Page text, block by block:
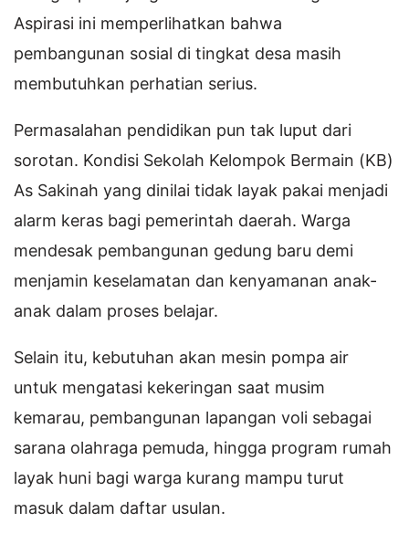
Aspirasi ini memperlihatkan bahwa
pembangunan sosial di tingkat desa masih
membutuhkan perhatian serius.
Permasalahan pendidikan pun tak luput dari
sorotan. Kondisi Sekolah Kelompok Bermain (KB)
As Sakinah yang dinilai tidak layak pakai menjadi
alarm keras bagi pemerintah daerah. Warga
mendesak pembangunan gedung baru demi
menjamin keselamatan dan kenyamanan anak-
anak dalam proses belajar.
Selain itu, kebutuhan akan mesin pompa air
untuk mengatasi kekeringan saat musim
kemarau, pembangunan lapangan voli sebagai
sarana olahraga pemuda, hingga program rumah
layak huni bagi warga kurang mampu turut
masuk dalam daftar usulan.